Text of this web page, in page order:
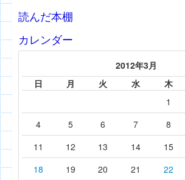
読んだ本棚
カレンダー
2012年3月
日
月 火 水 木
1
4
5 6 7 8
11
12 13 14 15
18
19 20 21 22